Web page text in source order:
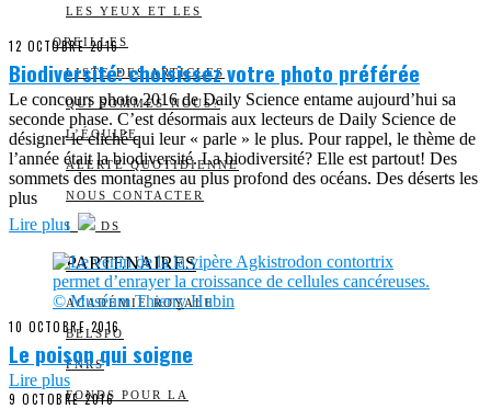
LES YEUX ET LES
OREILLES
LISTE DES ARTICLES
QUI SOMMES-NOUS?
L’ÉQUIPE
ALERTE QUOTIDIENNE
NOUS CONTACTER
I DS
PARTENAIRES
ACADÉMIE ROYALE
BELSPO
FNRS
FONDS POUR LA
12 OCTOBRE 2016
Biodiversité: choisissez votre photo préférée
Le concours photo 2016 de Daily Science entame aujourd’hui sa
seconde phase. C’est désormais aux lecteurs de Daily Science de
désigner le cliché qui leur « parle » le plus. Pour rappel, le thème de
l’année était la biodiversité. La biodiversité? Elle est partout! Des
sommets des montagnes au plus profond des océans. Des déserts les
plus
Lire plus
10 OCTOBRE 2016
Le poison qui soigne
Lire plus
9 OCTOBRE 2016